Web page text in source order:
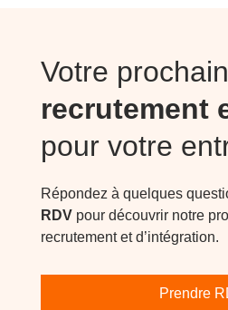
Votre prochain
recrutement
pour votre
Répondez à quelques
RDV pour découvrir notre
recrutement et d’intégration.
Prendre